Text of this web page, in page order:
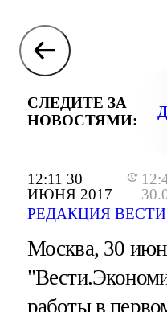
12:11 30
ИЮНЯ 2017
РЕДАКЦИЯ
СЛЕДИТЕ ЗА
НОВОСТЯМИ:
Москва, 30
работы в